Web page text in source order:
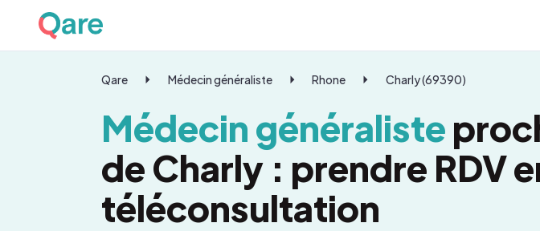
Qare Médecin généraliste Rhone Charly (69390)
Médecin généraliste
de Charly : prendre RDV
téléconsultation